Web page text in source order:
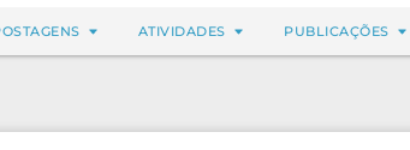
ATIVIDADES PUBLICAÇÕES